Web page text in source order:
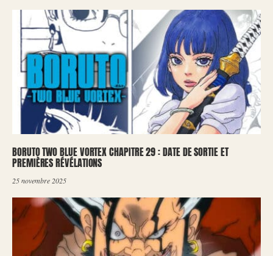
BORUTO TWO BLUE VORTEX CHAPITRE 29 : DATE DE SORTIE ET
PREMIÈRES RÉVÉLATIONS
25 novembre 2025